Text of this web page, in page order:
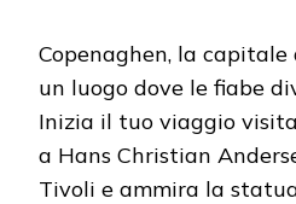
Copenaghen, la
un luogo dove le fiabe
Inizia il tuo viaggio
a Hans Christian
Tivoli e ammira la